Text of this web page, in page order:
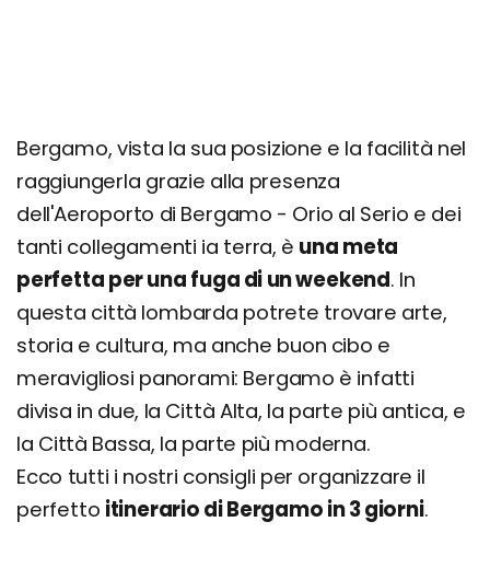
Bergamo, vista la sua posizione e la facilità nel
raggiungerla grazie alla presenza
dell'Aeroporto di Bergamo - Orio al Serio e dei
tanti collegamenti ia terra, è una meta
perfetta per una fuga di un weekend. In
questa città lombarda potrete trovare arte,
storia e cultura, ma anche buon cibo e
meravigliosi panorami: Bergamo è infatti
divisa in due, la Città Alta, la parte più antica, e
la Città Bassa, la parte più moderna.
Ecco tutti i nostri consigli per organizzare il
perfetto itinerario di Bergamo in 3 giorni.